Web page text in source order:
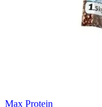
Max Protein